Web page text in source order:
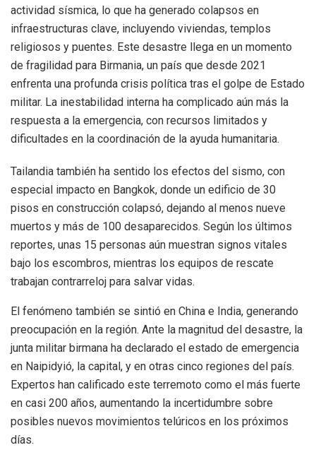
actividad sísmica, lo que ha generado colapsos en
infraestructuras clave, incluyendo viviendas, templos
religiosos y puentes. Este desastre llega en un momento
de fragilidad para Birmania, un país que desde 2021
enfrenta una profunda crisis política tras el golpe de Estado
militar. La inestabilidad interna ha complicado aún más la
respuesta a la emergencia, con recursos limitados y
dificultades en la coordinación de la ayuda humanitaria.
Tailandia también ha sentido los efectos del sismo, con
especial impacto en Bangkok, donde un edificio de 30
pisos en construcción colapsó, dejando al menos nueve
muertos y más de 100 desaparecidos. Según los últimos
reportes, unas 15 personas aún muestran signos vitales
bajo los escombros, mientras los equipos de rescate
trabajan contrarreloj para salvar vidas.
El fenómeno también se sintió en China e India, generando
preocupación en la región. Ante la magnitud del desastre, la
junta militar birmana ha declarado el estado de emergencia
en Naipidyió, la capital, y en otras cinco regiones del país.
Expertos han calificado este terremoto como el más fuerte
en casi 200 años, aumentando la incertidumbre sobre
posibles nuevos movimientos telúricos en los próximos
días.